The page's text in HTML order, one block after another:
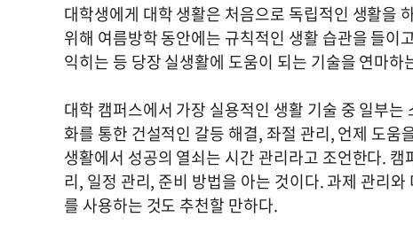
대학생에게 대학 생활은 처음으로 독립적인 생활을
위해 여름방학 동안에는 규칙적인 생활 습관을 들
익히는 등 당장 실생활에 도움이 되는 기술을 연마하
대학 캠퍼스에서 가장 실용적인 생활 기술 중 일부
화를 통한 건설적인 갈등 해결, 좌절 관리, 언제 도
생활에서 성공의 열쇠는 시간 관리라고 조언한다.
리, 일정 관리, 준비 방법을 아는 것이다. 과제 관리
를 사용하는 것도 추천할 만하다.